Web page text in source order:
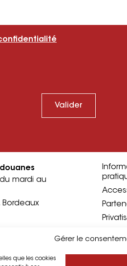
Gérer le
que les cookies
Valider
mardi au
Bordeaux
sur